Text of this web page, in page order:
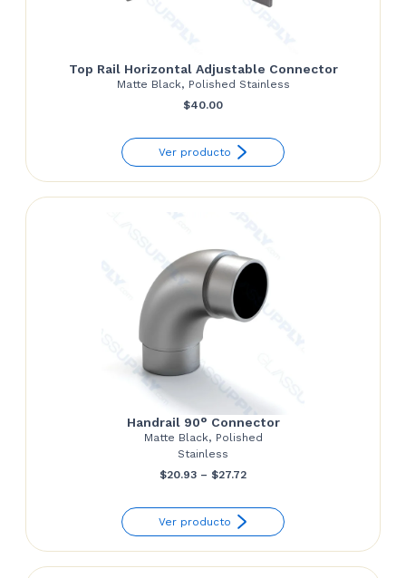
Top Rail Horizontal Adjustable Connector
Matte Black, Polished Stainless
$40.00
Ver producto
Handrail 90° Connector
Matte Black, Polished
Stainless
$20.93 – $27.72Price
$20.93
through
Ver producto